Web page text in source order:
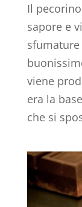
Il
sapore e
viene
era la
che si